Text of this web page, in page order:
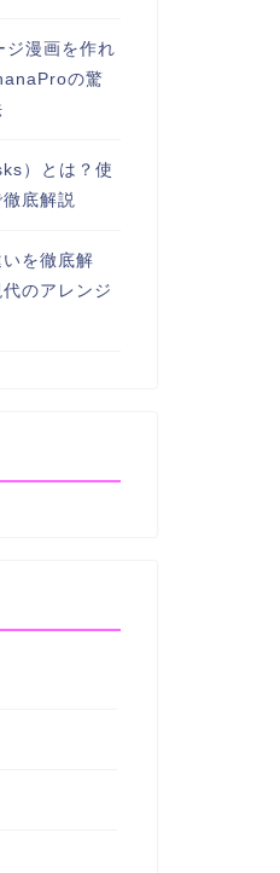
ジ漫画を作れ
の驚
）とは？使
底解説
を徹底解
のアレンジ